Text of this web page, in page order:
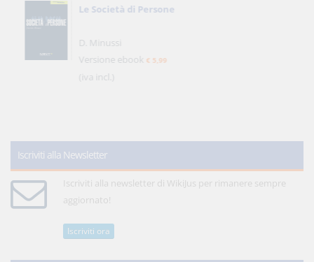
Le Società di Persone
D. Minussi
Versione ebook € 5,99
(iva incl.)
Iscriviti alla Newsletter
Iscriviti alla newsletter di WikiJus per rimanere sempre
aggiornato!
Iscriviti ora